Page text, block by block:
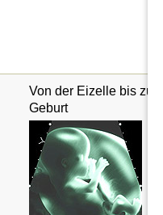
Von der Eizelle bis zur
Geburt